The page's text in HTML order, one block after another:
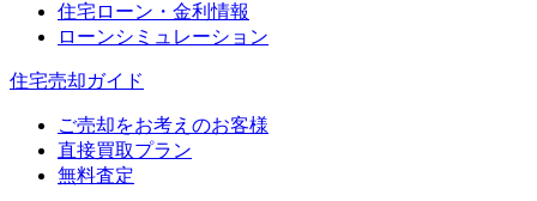
住宅ローン・金利情報
ローンシミュレーション
住宅売却ガイド
ご売却をお考えのお客様
直接買取プラン
無料査定